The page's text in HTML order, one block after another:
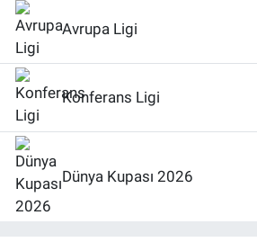
Avrupa Ligi
Konferans Ligi
Dünya Kupası 2026